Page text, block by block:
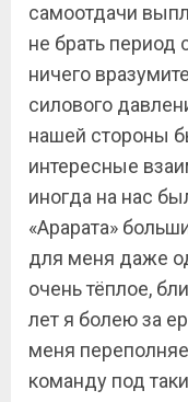
самоотдачи
не брать период
ничего
силового
нашей стороны
интересные
иногда на нас
«Арарата»
для меня даже
очень тёплое,
лет я болею за
меня
команду под